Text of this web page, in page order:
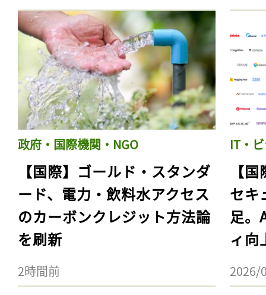
政府・国際機関・NGO
【国際】ゴールド・スタンダ
ード、電力・飲料水アクセス
のカーボンクレジット方法論
を刷新
2時間前
IT・
【
セキ
足。
ィ向
2026/